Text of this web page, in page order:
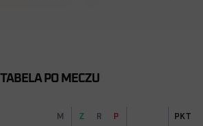
TABELA PO MECZU
M Z R P PKT